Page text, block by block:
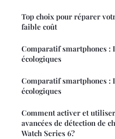
Top choix pour réparer
faible coût
Comparatif smartphones :
écologiques
Comparatif smartphones :
écologiques
Comment activer et
avancées de détection de
Watch Series 6?